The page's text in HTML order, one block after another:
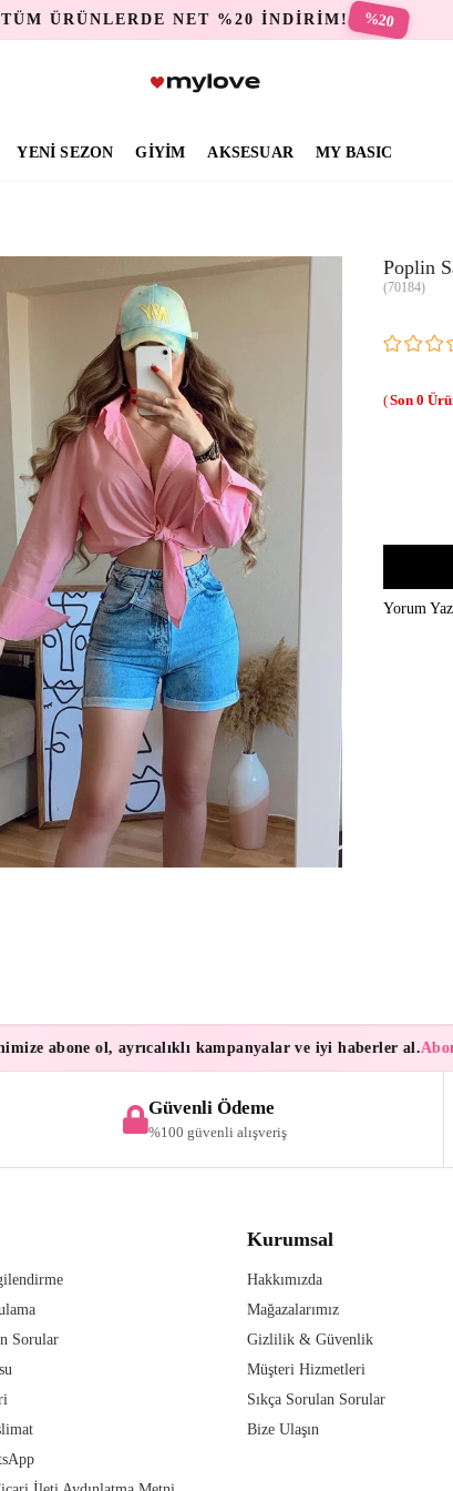
TÜM ÜRÜNLERDE NET %20 İNDİRİM! %20
YENİ SEZON GİYİM AKSESUAR MY BASIC
Poplin
(70184)
0
Yorum Yaz
abone ol, ayrıcalıklı kampanyalar ve iyi haberler al.
Güvenli Ödeme
%100 güvenli alışveriş
Sorular
Kurumsal
Hakkımızda
Mağazalarımız
Gizlilik & Güvenlik
Müşteri Hizmetleri
Sıkça Sorulan Sorular
Bize Ulaşın